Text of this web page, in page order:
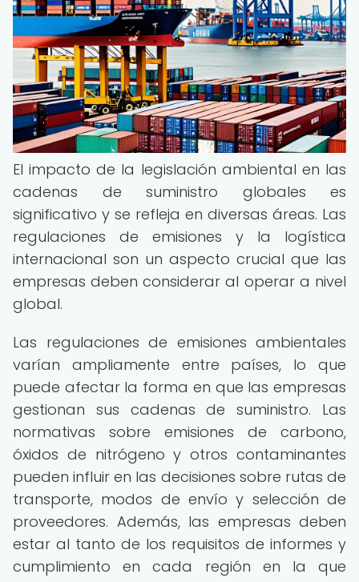
El impacto de la legislación ambiental en las
cadenas de suministro globales es
significativo y se refleja en diversas áreas. Las
regulaciones de emisiones y la logística
internacional son un aspecto crucial que las
empresas deben considerar al operar a nivel
global.
Las regulaciones de emisiones ambientales
varían ampliamente entre países, lo que
puede afectar la forma en que las empresas
gestionan sus cadenas de suministro. Las
normativas sobre emisiones de carbono,
óxidos de nitrógeno y otros contaminantes
pueden influir en las decisiones sobre rutas de
transporte, modos de envío y selección de
proveedores. Además, las empresas deben
estar al tanto de los requisitos de informes y
cumplimiento en cada región en la que